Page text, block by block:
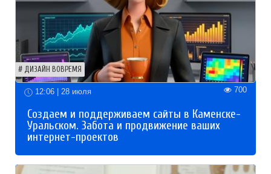
ДИЗАЙН ВОВРЕМЯ
12:06 | 28 июля 700
Создаем и поддерживаем сайты в Каменске-
Уральском. Забота и продвижение ваших
интернет-проектов